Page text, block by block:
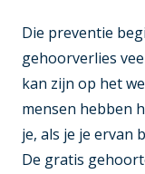
Die preventie
gehoorverlies
kan zijn op het
mensen hebben
je, als je je ervan
De gratis